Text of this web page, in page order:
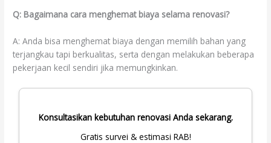
Q: Bagaimana cara menghemat biaya selama renovasi?
A: Anda bisa menghemat biaya dengan memilih bahan yang
terjangkau tapi berkualitas, serta dengan melakukan beberapa
pekerjaan kecil sendiri jika memungkinkan.
Konsultasikan kebutuhan renovasi Anda sekarang.
Gratis survei & estimasi RAB!